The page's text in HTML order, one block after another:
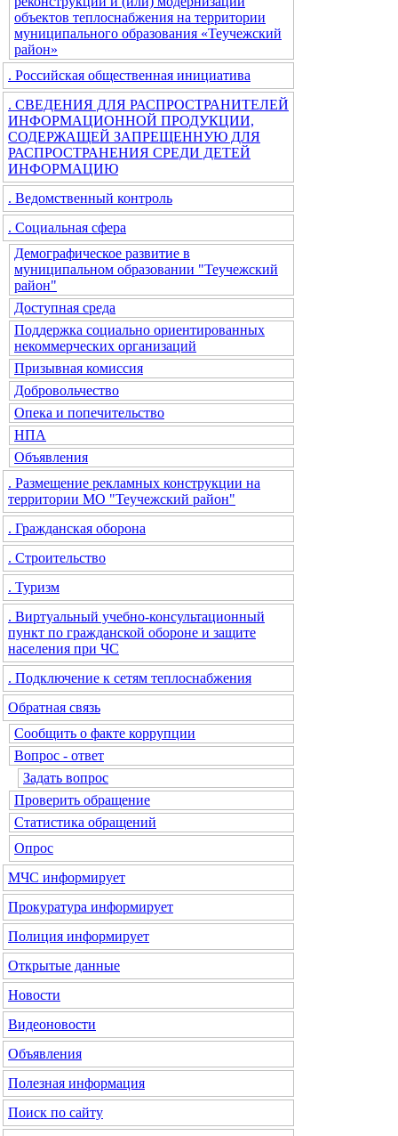
объектов теплоснабжения на территории
муниципального образования «Теучежский
район»
. Российская общественная инициатива
. СВЕДЕНИЯ ДЛЯ РАСПРОСТРАНИТЕЛЕЙ
ИНФОРМАЦИОННОЙ ПРОДУКЦИИ,
СОДЕРЖАЩЕЙ ЗАПРЕЩЕННУЮ ДЛЯ
РАСПРОСТРАНЕНИЯ СРЕДИ ДЕТЕЙ
ИНФОРМАЦИЮ
. Ведомственный контроль
. Социальная сфера
Демографическое развитие в
муниципальном образовании "Теучежский
район"
Доступная среда
Поддержка социально ориентированных
некоммерческих организаций
Призывная комиссия
Добровольчество
Опека и попечительство
НПА
Объявления
. Размещение рекламных конструкции на
территории МО "Теучежский район"
. Гражданская оборона
. Строительство
. Туризм
. Виртуальный учебно-консультационный
пункт по гражданской обороне и защите
населения при ЧС
. Подключение к сетям теплоснабжения
Обратная связь
Сообщить о факте коррупции
Вопрос - ответ
Задать вопрос
Проверить обращение
Статистика обращений
Опрос
МЧС информирует
Прокуратура информирует
Полиция информирует
Открытые данные
Новости
Видеоновости
Объявления
Полезная информация
Поиск по сайту